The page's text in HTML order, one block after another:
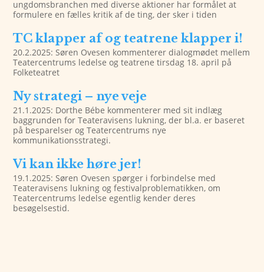
ungdomsbranchen med diverse aktioner har formålet at
formulere en fælles kritik af de ting, der sker i tiden
TC klapper af og teatrene klapper i!
20.2.2025: Søren Ovesen kommenterer dialogmødet mellem
Teatercentrums ledelse og teatrene tirsdag 18. april på
Folketeatret
Ny strategi – nye veje
21.1.2025: Dorthe Bébe kommenterer med sit indlæg
baggrunden for Teateravisens lukning, der bl.a. er baseret
på besparelser og Teatercentrums nye
kommunikationsstrategi.
Vi kan ikke høre jer!
19.1.2025: Søren Ovesen spørger i forbindelse med
Teateravisens lukning og festivalproblematikken, om
Teatercentrums ledelse egentlig kender deres
besøgelsestid.